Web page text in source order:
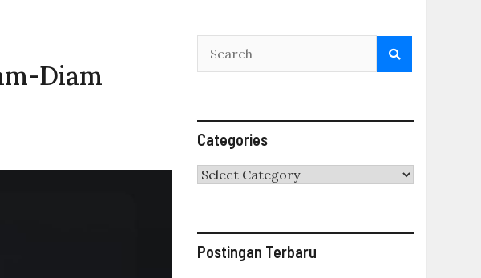
Diam
Categories
Categories
Postingan Terbaru